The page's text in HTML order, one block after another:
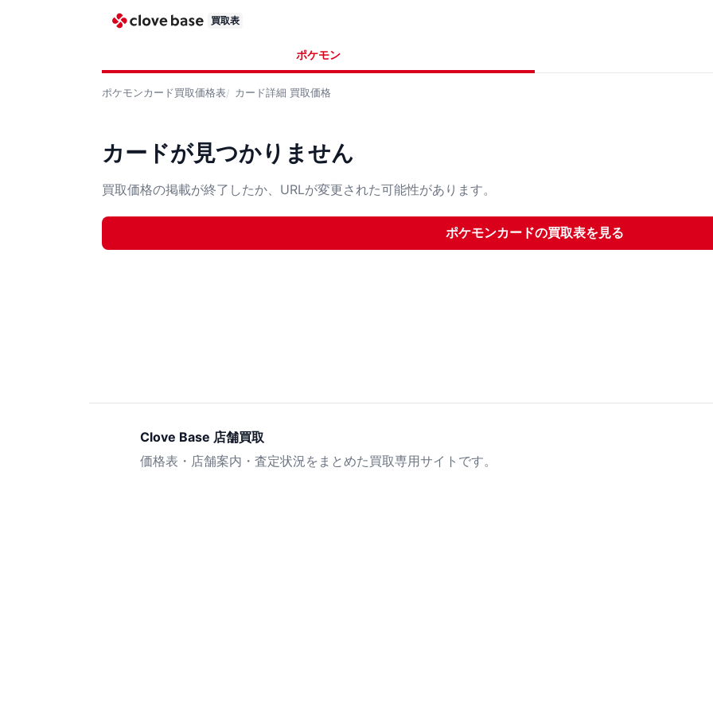
買取表
ポケモン
ポケモンカード買取価格表 カード詳細 買取価格
カードが見つかりません
買取価格の掲載が終了したか、URLが変更された可能性があります。
ポケモンカードの買取表を見る
Clove Base 店舗買取
価格表・店舗案内・査定状況をまとめた買取専用サイトです。